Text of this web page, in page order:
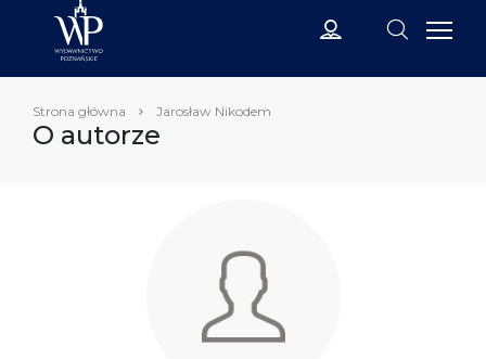
Strona główna Jarosław Nikodem
O autorze